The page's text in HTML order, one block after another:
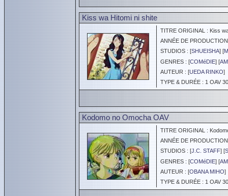
Kiss wa Hitomi ni shite
TITRE ORIGINAL : Kiss
ANNÉE DE
STUDIOS : [SHUEISHA] [
GENRES : [COMéDIE] [
AUTEUR : [UEDA RINKO]
TYPE & DURÉE : 1 OAV
Kodomo no Omocha OAV
TITRE ORIGINAL :
ANNÉE DE
STUDIOS : [J.C. STAFF] [
GENRES : [COMéDIE] [
AUTEUR : [OBANA MIHO]
TYPE & DURÉE : 1 OAV